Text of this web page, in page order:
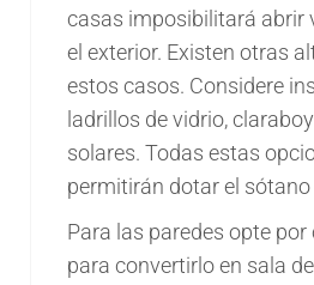
casas imposibilitará abrir
el exterior. Existen otras
estos casos. Considere
ladrillos de vidrio,
solares. Todas estas
permitirán dotar el
Para las paredes opte
para convertirlo en sala